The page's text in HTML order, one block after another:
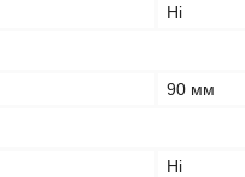
Ні
90 мм
Ні